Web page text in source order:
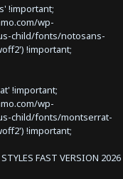
!important;
wp-
child/fonts/notosans-
!important;
!important;
wp-
child/fonts/montserrat-
!important;
FAST VERSION